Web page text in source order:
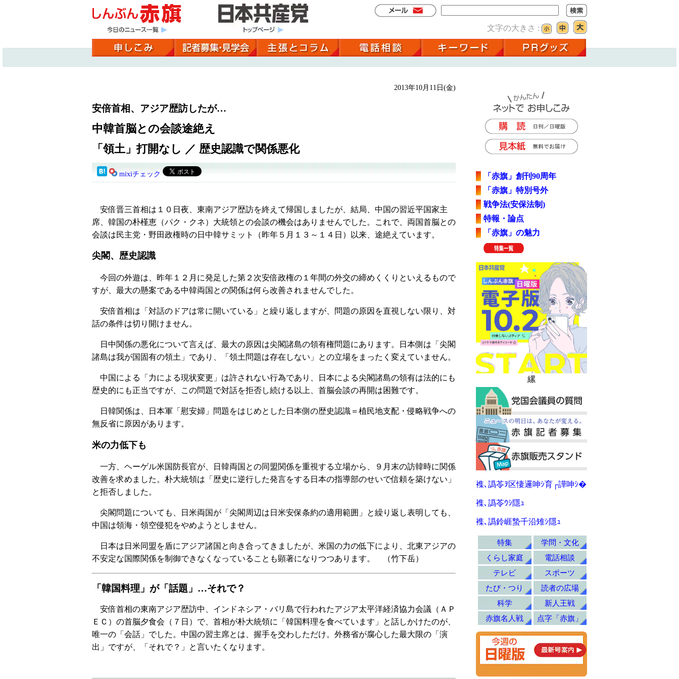
文字の大きさ :
2013年10月11日(金)
安倍首相、アジア歴訪したが…
中韓首脳との会談途絶え
「領土」打開なし ／ 歴史認識で関係悪化
mixiチェック
安倍晋三首相は１０日夜、東南アジア歴訪を終えて帰国しましたが、結局、中国の習近平国家主
席、韓国の朴槿恵（パク・クネ）大統領との会談の機会はありませんでした。これで、両国首脳との
会談は民主党・野田政権時の日中韓サミット（昨年５月１３～１４日）以来、途絶えています。
尖閣、歴史認識
今回の外遊は、昨年１２月に発足した第２次安倍政権の１年間の外交の締めくくりといえるもので
すが、最大の懸案である中韓両国との関係は何ら改善されませんでした。
安倍首相は「対話のドアは常に開いている」と繰り返しますが、問題の原因を直視しない限り、対
話の条件は切り開けません。
日中関係の悪化について言えば、最大の原因は尖閣諸島の領有権問題にあります。日本側は「尖閣
諸島は我が国固有の領土」であり、「領土問題は存在しない」との立場をまったく変えていません。
中国による「力による現状変更」は許されない行為であり、日本による尖閣諸島の領有は法的にも
歴史的にも正当ですが、この問題で対話を拒否し続ける以上、首脳会談の再開は困難です。
日韓関係は、日本軍「慰安婦」問題をはじめとした日本側の歴史認識＝植民地支配・侵略戦争への
無反省に原因があります。
米の力低下も
一方、ヘーゲル米国防長官が、日韓両国との同盟関係を重視する立場から、９月末の訪韓時に関係
改善を求めました。朴大統領は「歴史に逆行した発言をする日本の指導部のせいで信頼を築けない」
と拒否しました。
尖閣問題についても、日米両国が「尖閣周辺は日米安保条約の適用範囲」と繰り返し表明しても、
中国は領海・領空侵犯をやめようとしません。
日本は日米同盟を盾にアジア諸国と向き合ってきましたが、米国の力の低下により、北東アジアの
不安定な国際関係を制御できなくなっていることも顕著になりつつあります。 （竹下岳）
「韓国料理」が「話題」…それで？
安倍首相の東南アジア歴訪中、インドネシア・バリ島で行われたアジア太平洋経済協力会議（ＡＰ
ＥＣ）の首脳夕食会（７日）で、首相が朴大統領に「韓国料理を食べています」と話しかけたのが、
唯一の「会話」でした。中国の習主席とは、握手を交わしただけ。外務省が腐心した最大限の「演
出」ですが、「それで？」と言いたくなります。
「赤旗」創刊90周年
「赤旗」特別号外
戦争法(安保法制)
特報・論点
「赤旗」の魅力
縲
襍､譌苓ｦ区悽邏呻ｼ育┌譁呻ｼ�
襍､譌苓ｳｼ隱ｭ
襍､譌鈴崕蟄千沿雉ｼ隱ｭ
特集
学問・文化
くらし家庭
電話相談
テレビ
スポーツ
たび・つり
読者の広場
科学
新人王戦
赤旗名人戦
点字「赤旗」